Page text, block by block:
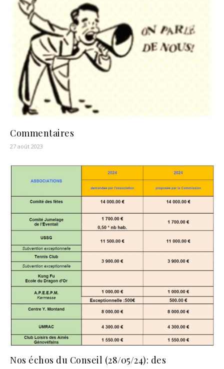
Commentaires
27 août 2023
Nos échos du Conseil (28/05/24): des